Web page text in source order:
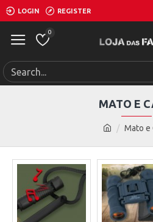
LOGIN REGISTER
0
Mato e
MATO E